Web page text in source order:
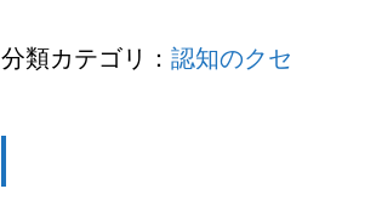
分類カテゴリ： 認知のクセ